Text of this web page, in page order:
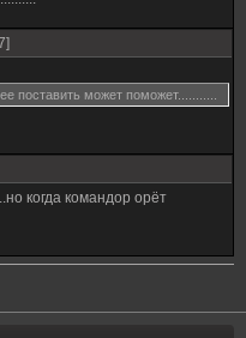
поставить может поможет...........
когда командор орёт